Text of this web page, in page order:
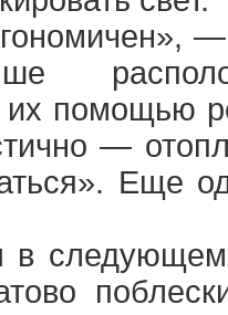
—
помощью
—
Еще